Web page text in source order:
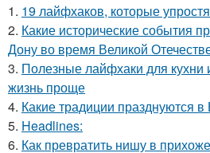
1. 19 лайфхаков, которые
2. Какие исторические события
Дону во время Великой
3. Полезные лайфхаки для кухни
жизнь проще
4. Какие традиции празднуются
5. Headlines:
6. Как превратить нишу в